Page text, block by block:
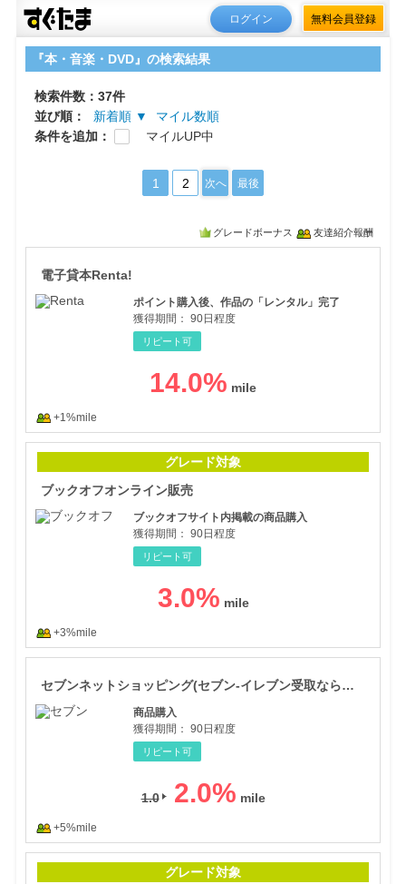
ログイン 無料会員登録
『本・音楽・DVD』の検索結果
検索件数：37件
並び順：
新着順 ▼
マイル数順
条件を追加：
マイルUP中
1 2 次へ 最後
グレードボーナス 友達紹介報酬
電子貸本Renta!
ポイント購入後、作品の「レンタル」完了
獲得期間： 90日程度
リピート可
14.0%
+1%mile
グレード対象
ブックオフオンライン販売
ブックオフサイト内掲載の商品購入
獲得期間： 90日程度
リピート可
3.0%
+3%mile
セブンネットショッピング(セブン-イレブン受取なら送料無料)
商品購入
獲得期間： 90日程度
リピート可
1.0 2.0%
+5%mile
グレード対象